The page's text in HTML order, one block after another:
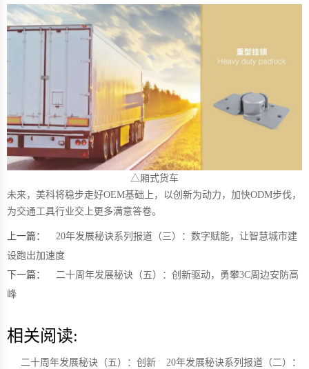
△厢式货车
未来，美科将稳步走好OEM基础上，以创新为动力，加快ODM步伐，
为交通工具行业交上更多满意答卷。
上一篇：
20年发展秘诀系列报道（三）：数字赋能，让智慧城市建
设跑出加速度
下一篇：
二十周年发展秘诀（五）：创新驱动，勇攀3C周边安防高
峰
相关阅读:
二十周年发展秘诀（五）：创新 20年发展秘诀系列报道（二）：